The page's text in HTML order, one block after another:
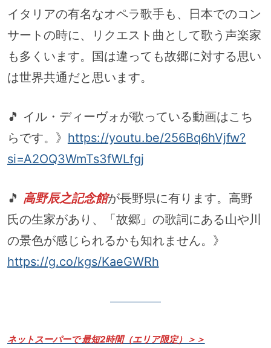
イタリアの有名なオペラ歌手も、日本でのコン
サートの時に、リクエスト曲として歌う声楽家
も多くいます。国は違っても故郷に対する思い
は世界共通だと思います。
🎵 イル・ディーヴォが歌っている動画はこち
らです。》 https://youtu.be/256Bq6hVjfw?
si=A2OQ3WmTs3fWLfgj
🎵 高野辰之記念館が長野県に有ります。高野
氏の生家があり、「故郷」の歌詞にある山や川
の景色が感じられるかも知れません。》
https://g.co/kgs/KaeGWRh
ネットスーパーで 最短2時間（エリア限定）＞＞